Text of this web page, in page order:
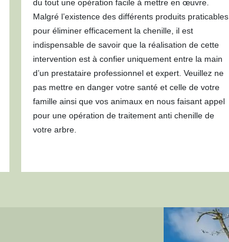
du tout une opération facile à mettre en œuvre.
Malgré l’existence des différents produits praticables
pour éliminer efficacement la chenille, il est
indispensable de savoir que la réalisation de cette
intervention est à confier uniquement entre la main
d’un prestataire professionnel et expert. Veuillez ne
pas mettre en danger votre santé et celle de votre
famille ainsi que vos animaux en nous faisant appel
pour une opération de traitement anti chenille de
votre arbre.